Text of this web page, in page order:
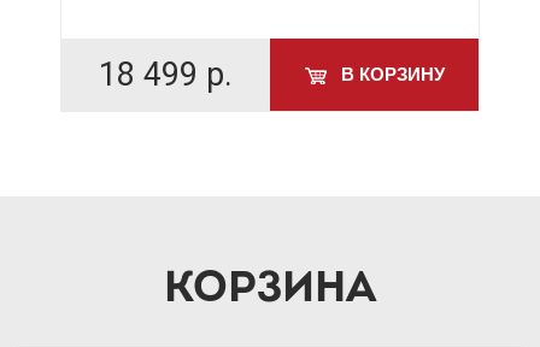
18 499 р. В КОРЗИНУ
КОРЗИНА